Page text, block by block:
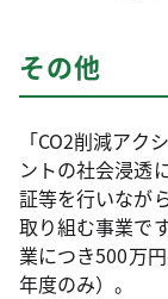
その他
「CO2削減ア
ントの社会浸透
証等を行いなが
取り組む事業で
業につき500万
年度のみ）。